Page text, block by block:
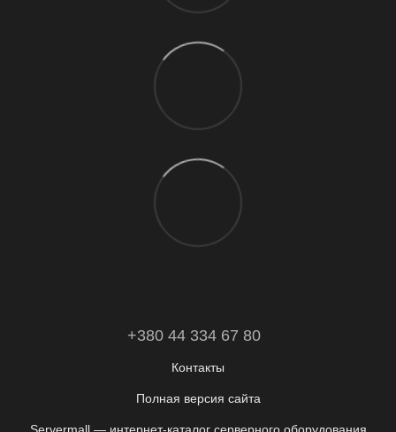
+380 44 334 67 80
Контакты
Полная версия сайта